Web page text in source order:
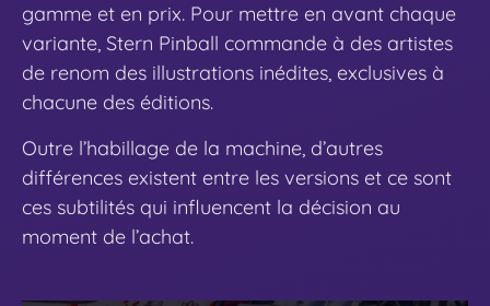
gamme et en prix. Pour mettre en avant chaque
variante, Stern Pinball commande à des artistes
de renom des illustrations inédites, exclusives à
chacune des éditions.
Outre l’habillage de la machine, d’autres
différences existent entre les versions et ce sont
ces subtilités qui influencent la décision au
moment de l’achat.